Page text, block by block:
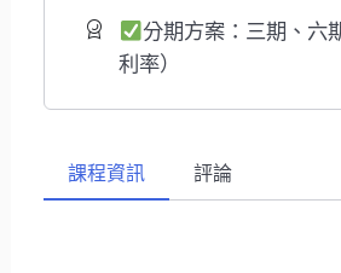
分期方案：三期、六
利率）
課程資訊 評論